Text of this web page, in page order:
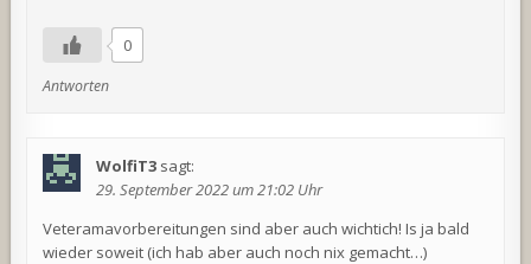
0
Antworten
WolfiT3 sagt:
29. September 2022 um 21:02 Uhr
Veteramavorbereitungen sind aber auch wichtich! Is ja bald
wieder soweit (ich hab aber auch noch nix gemacht…)